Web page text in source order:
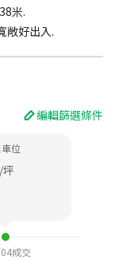
米.
敞好出入.
編輯篩選條件
位
坪
成交